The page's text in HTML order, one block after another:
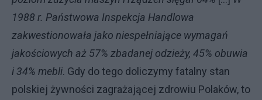
1988 r. Państwowa Inspekcja Handlowa
zakwestionowała jako niespełniające wymagań
jakościowych aż 57% zbadanej odzieży, 45% obuwia
i 34% mebli. Gdy do tego doliczymy fatalny stan
polskiej żywności zagrażającej zdrowiu Polaków, to